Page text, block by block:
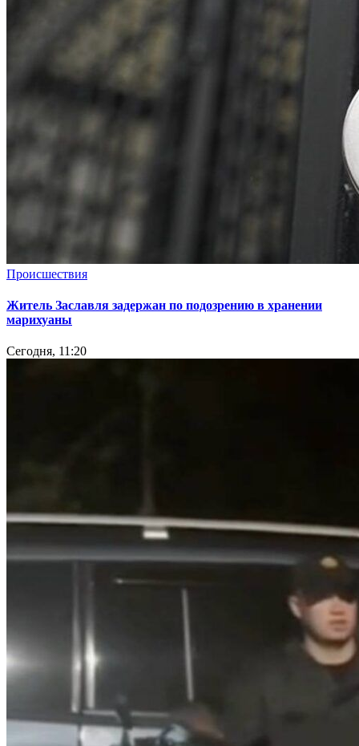
Происшествия
Житель Заславля задержан по подозрению в хранении
марихуаны
Сегодня, 11:20